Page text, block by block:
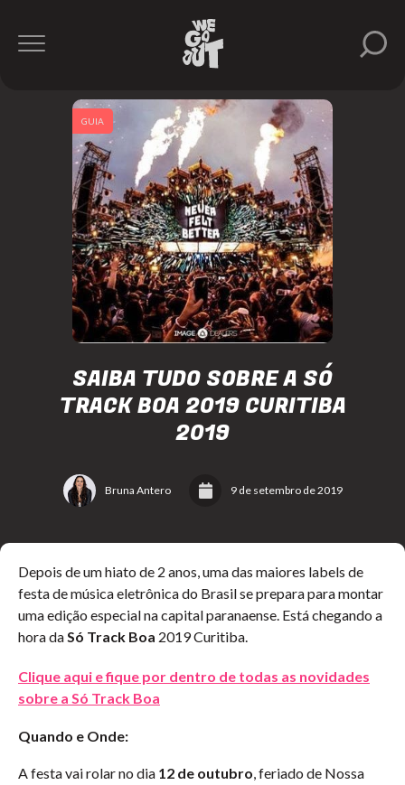
SAIBA TUDO SOBRE A SÓ
TRACK BOA 2019 CURITIBA
2019
Bruna Antero 9 de setembro de 2019
GUIA
Depois de um hiato de 2 anos, uma das maiores labels de
festa de música eletrônica do Brasil se prepara para montar
uma edição especial na capital paranaense. Está chegando a
hora daSó Track Boa 2019 Curitiba.
Clique aqui e fique por dentro de todas as novidades
sobre a Só Track Boa
Quando e Onde:
A festa vai rolar no dia 12 de outubro, feriado de Nossa